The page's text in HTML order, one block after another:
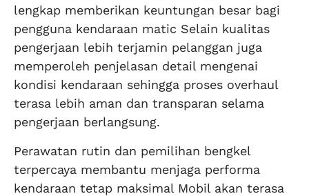
lengkap memberikan keuntungan besar bagi
pengguna kendaraan matic Selain kualitas
pengerjaan lebih terjamin pelanggan juga
memperoleh penjelasan detail mengenai
kondisi kendaraan sehingga proses overhaul
terasa lebih aman dan transparan selama
pengerjaan berlangsung.
Perawatan rutin dan pemilihan bengkel
terpercaya membantu menjaga performa
kendaraan tetap maksimal Mobil akan terasa